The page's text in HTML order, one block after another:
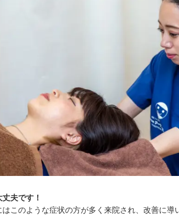
丈夫です！
はこのような症状の方が多く来院され、改善に導